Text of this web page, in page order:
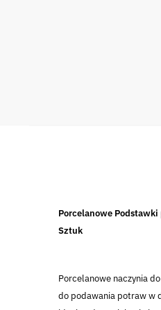
Porcelanowe
Sztuk
Porcelanowe naczynia
do podawania potraw w